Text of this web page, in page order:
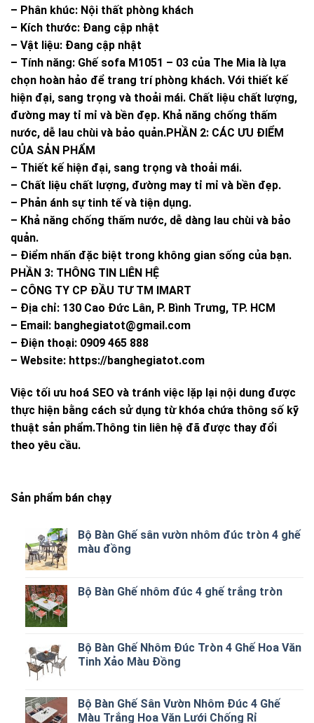
– Phân khúc: Nội thất phòng khách
– Kích thước: Đang cập nhật
– Vật liệu: Đang cập nhật
– Tính năng: Ghế sofa M1051 – 03 của The Mia là lựa
chọn hoàn hảo để trang trí phòng khách. Với thiết kế
hiện đại, sang trọng và thoải mái. Chất liệu chất lượng,
đường may tỉ mỉ và bền đẹp. Khả năng chống thấm
nước, dễ lau chùi và bảo quản.PHẦN 2: CÁC ƯU ĐIỂM
CỦA SẢN PHẨM
– Thiết kế hiện đại, sang trọng và thoải mái.
– Chất liệu chất lượng, đường may tỉ mỉ và bền đẹp.
– Phản ánh sự tinh tế và tiện dụng.
– Khả năng chống thấm nước, dễ dàng lau chùi và bảo
quản.
– Điểm nhấn đặc biệt trong không gian sống của bạn.
PHẦN 3: THÔNG TIN LIÊN HỆ
– CÔNG TY CP ĐẦU TƯ TM IMART
– Địa chỉ: 130 Cao Đức Lân, P. Bình Trưng, TP. HCM
– Email: banghegiatot@gmail.com
– Điện thoại: 0909 465 888
– Website: https://banghegiatot.com
Việc tối ưu hoá SEO và tránh việc lặp lại nội dung được
thực hiện bằng cách sử dụng từ khóa chứa thông số kỹ
thuật sản phẩm.Thông tin liên hệ đã được thay đổi
theo yêu cầu.
Sản phẩm bán chạy
Bộ Bàn Ghế sân vườn nhôm đúc tròn 4 ghế
màu đồng
Bộ Bàn Ghế nhôm đúc 4 ghế trắng tròn
Bộ Bàn Ghế Nhôm Đúc Tròn 4 Ghế Hoa Văn
Tinh Xảo Màu Đồng
Bộ Bàn Ghế Sân Vườn Nhôm Đúc 4 Ghế
Màu Trắng Hoa Văn Lưới Chống Rỉ